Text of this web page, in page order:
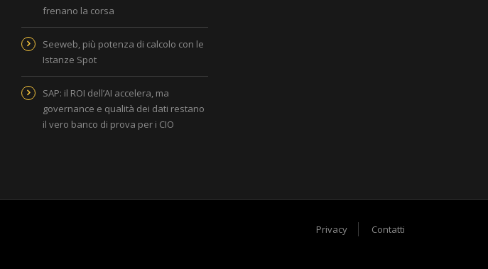
frenano la corsa
Seeweb, più potenza di calcolo con le
Istanze Spot
SAP: il ROI dell’AI accelera, ma
governance e qualità dei dati restano
il vero banco di prova per i CIO
Privacy Contatti